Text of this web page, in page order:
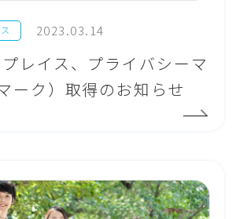
2023.03.14
レイス、プライバシーマ
ーク）取得のお知らせ